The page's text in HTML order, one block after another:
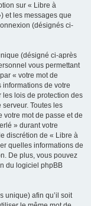
sur « Libre à
et les messages que
(désignés ci-
(désigné ci-après
vous permettant
« votre mot de
de votre
les lois de protection des
Toutes les
votre mot de passe et de
» durant votre
discrétion de « Libre à
quelles informations de
De plus, vous pouvez
du logiciel phpBB
unique) afin qu’il soit